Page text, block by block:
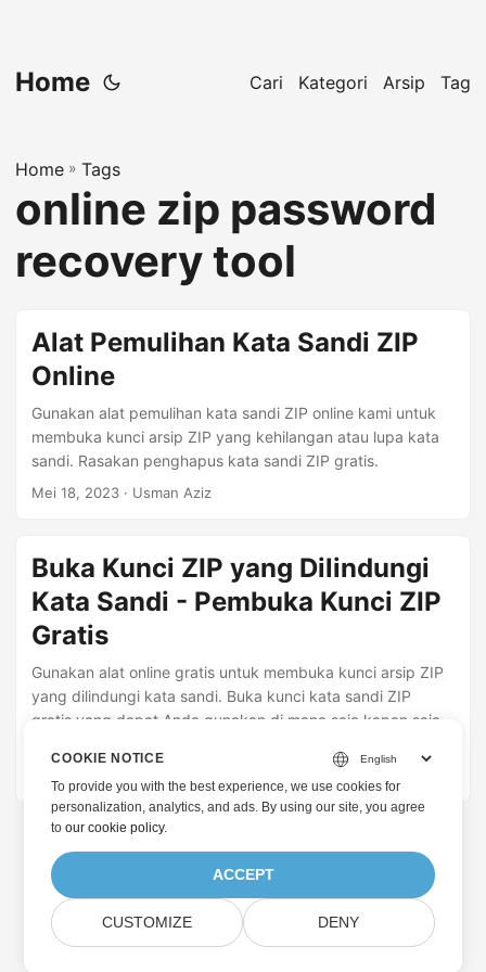
Home Cari Kategori Arsip Tag
Home » Tags
online zip password
recovery tool
Alat Pemulihan Kata Sandi ZIP
Online
Gunakan alat pemulihan kata sandi ZIP online kami untuk
membuka kunci arsip ZIP yang kehilangan atau lupa kata
sandi. Rasakan penghapus kata sandi ZIP gratis.
Mei 18, 2023 · Usman Aziz
Buka Kunci ZIP yang Dilindungi
Kata Sandi - Pembuka Kunci ZIP
Gratis
Gunakan alat online gratis untuk membuka kunci arsip ZIP
yang dilindungi kata sandi. Buka kunci kata sandi ZIP
gratis yang dapat Anda gunakan di mana saja kapan saja
COOKIE NOTICE
To provide you with the best experience, we use cookies for
personalization, analytics, and ads. By using our site, you agree
toour cookie policy.
ACCEPT
CUSTOMIZE DENY